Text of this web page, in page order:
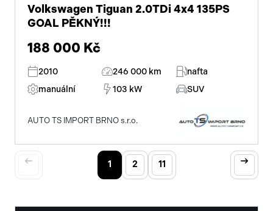
Volkswagen Tiguan 2.0TDi 4x4 135PS
GOAL PĚKNÝ!!!
188 000 Kč
2010 246 000 km
nafta
manuální
103 kW SUV
AUTO TS IMPORT BRNO s.r.o.
1 2 11